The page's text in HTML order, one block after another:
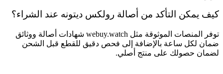
كيف يمكن التأكد من أصالة رولكس ديتونه عند الشراء؟
توفر المنصات الموثوقة مثل webuy.watch شهادات أصالة ووثائق
ضمان لكل ساعة بالإضافة إلى فحص دقيق للقطع قبل الشحن
لضمان حصولك على منتج أصلي.